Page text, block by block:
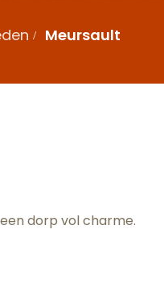
Meursault
dorp vol charme.